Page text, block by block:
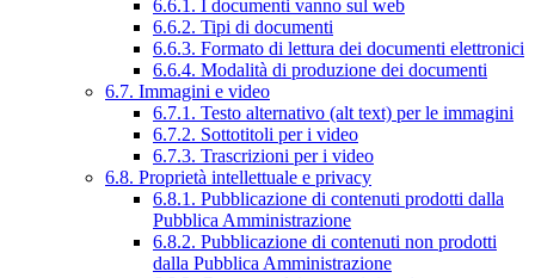
6.6.1. I documenti vanno sul web
6.6.2. Tipi di documenti
6.6.3. Formato di lettura dei documenti elettronici
6.6.4. Modalità di produzione dei documenti
6.7. Immagini e video
6.7.1. Testo alternativo (alt text) per le immagini
6.7.2. Sottotitoli per i video
6.7.3. Trascrizioni per i video
6.8. Proprietà intellettuale e privacy
6.8.1. Pubblicazione di contenuti prodotti dalla
Pubblica Amministrazione
6.8.2. Pubblicazione di contenuti non prodotti
dalla Pubblica Amministrazione